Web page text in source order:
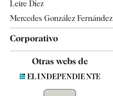
Leire Díez
Mercedes González Fernández
Corporativo
Contacto
Otras webs de